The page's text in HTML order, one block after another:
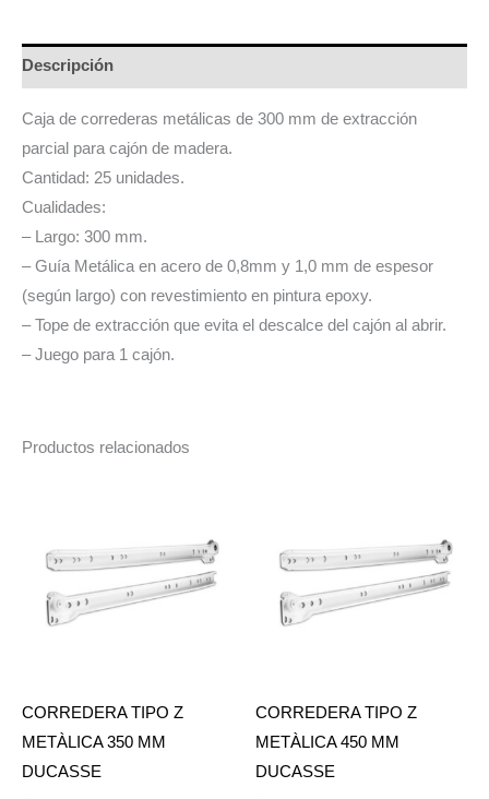
METÁLICAS
MM
25
UNIDADES
WEISMAL
cantidad
Descripción
Caja de correderas metálicas de 300 mm de extracción
parcial para cajón de madera.
Cantidad: 25 unidades.
Cualidades:
– Largo: 300 mm.
– Guía Metálica en acero de 0,8mm y 1,0 mm de espesor
(según largo) con revestimiento en pintura epoxy.
– Tope de extracción que evita el descalce del cajón al abrir.
– Juego para 1 cajón.
Productos relacionados
CORREDERA TIPO Z
METÀLICA 350 MM
DUCASSE
CORREDERA TIPO Z
METÀLICA 450 MM
DUCASSE